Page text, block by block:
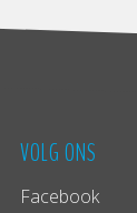
VOLG ONS
Facebook